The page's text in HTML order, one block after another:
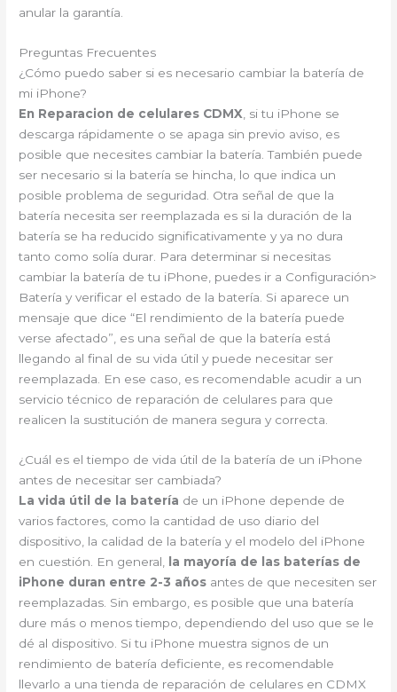
anular la garantía.
Preguntas Frecuentes
¿Cómo puedo saber si es necesario cambiar la batería de
mi iPhone?
En Reparacion de celulares CDMX , si tu iPhone se
descarga rápidamente o se apaga sin previo aviso, es
posible que necesites cambiar la batería. También puede
ser necesario si la batería se hincha, lo que indica un
posible problema de seguridad. Otra señal de que la
batería necesita ser reemplazada es si la duración de la
batería se ha reducido significativamente y ya no dura
tanto como solía durar. Para determinar si necesitas
cambiar la batería de tu iPhone, puedes ir a Configuración>
Batería y verificar el estado de la batería. Si aparece un
mensaje que dice “El rendimiento de la batería puede
verse afectado”, es una señal de que la batería está
llegando al final de su vida útil y puede necesitar ser
reemplazada. En ese caso, es recomendable acudir a un
servicio técnico de reparación de celulares para que
realicen la sustitución de manera segura y correcta.
¿Cuál es el tiempo de vida útil de la batería de un iPhone
antes de necesitar ser cambiada?
La vida útil de la batería de un iPhone depende de
varios factores, como la cantidad de uso diario del
dispositivo, la calidad de la batería y el modelo del iPhone
en cuestión. En general, la mayoría de las baterías de
iPhone duran entre 2-3 años antes de que necesiten ser
reemplazadas. Sin embargo, es posible que una batería
dure más o menos tiempo, dependiendo del uso que se le
dé al dispositivo. Si tu iPhone muestra signos de un
rendimiento de batería deficiente, es recomendable
llevarlo a una tienda de reparación de celulares en CDMX